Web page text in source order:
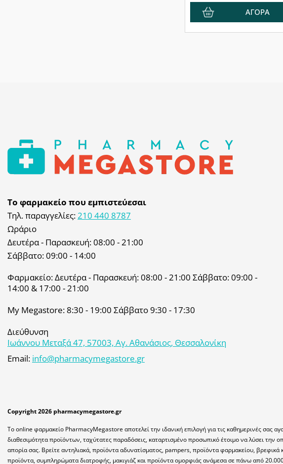
ΑΓΟΡΑ
Το φαρμακείο που εμπιστεύεσαι
Τηλ. παραγγελίες:210 440 8787
Ωράριο
Δευτέρα - Παρασκευή: 08:00 - 21:00
Σάββατο: 09:00 - 14:00
Φαρμακείο: Δευτέρα - Παρασκευή: 08:00 - 21:00 Σάββατο: 09:00 -
14:00 & 17:00 - 21:00
My Megastore: 8:30 - 19:00 Σάββατο 9:30 - 17:30
Διεύθυνση
Ιωάννου Μεταξά 47, 57003, Αγ. Αθανάσιος, Θεσσαλονίκη
Email: info@pharmacymegastore.gr
Copyright 2026 pharmacymegastore.gr
Το online φαρμακείο PharmacyMegastore αποτελεί την ιδανική επιλογή για τις καθημερινές σας
διαθεσιμότητα προϊόντων, ταχύτατες παραδόσεις, καταρτισμένο προσωπικό έτοιμο να λύσει την
απορία σας. Βρείτε αντηλιακά, προϊόντα αδυνατίσματος, pampers, προϊόντα φαρμακείου, βρεφικά
προϊόντα, συμπληρώματα διατροφής, μακιγιάζ και προϊόντα ομορφιάς ανάμεσα σε πάνω από